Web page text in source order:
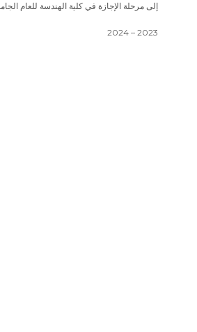
إلى مرحلة الإجازة في كلية الهندسة للعام
2023 – 2024